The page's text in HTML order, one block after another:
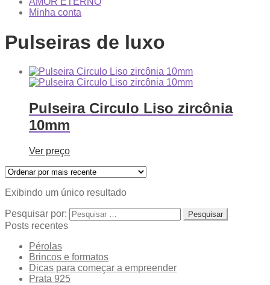
Minha conta
Pulseiras de luxo
Pulseira Circulo Liso zircônia
10mm
Ver preço
Exibindo um único resultado
Pesquisar por:
Posts recentes
Pérolas
Brincos e formatos
Dicas para começar a empreender
Prata 925